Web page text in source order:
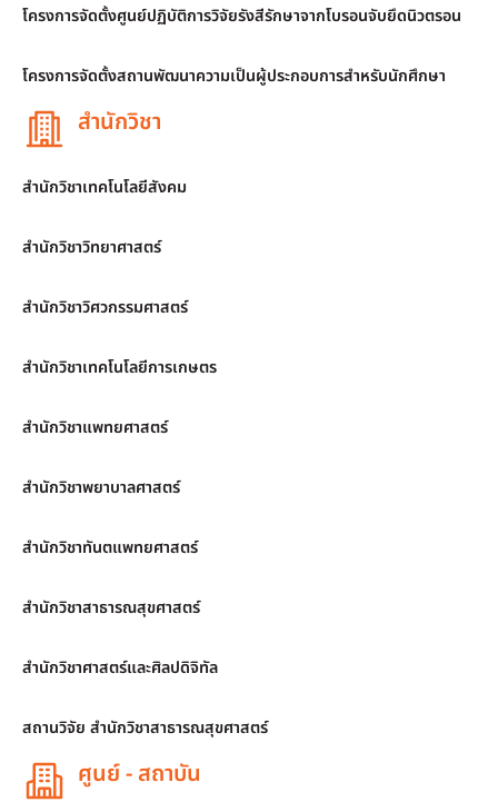
โครงการจัดตั้งศูนย์ปฏิบัติการวิจัยรังสีรักษาจากโบรอนจับยึดนิวตรอน
โครงการจัดตั้งสถานพัฒนาความเป็นผู้ประกอบการสำหรับนักศึกษา
สำนักวิชา
สำนักวิชาเทคโนโลยีสังคม
สำนักวิชาวิทยาศาสตร์
สำนักวิชาวิศวกรรมศาสตร์
สำนักวิชาเทคโนโลยีการเกษตร
สำนักวิชาแพทยศาสตร์
สำนักวิชาพยาบาลศาสตร์
สำนักวิชาทันตแพทยศาสตร์
สำนักวิชาสาธารณสุขศาสตร์
สำนักวิชาศาสตร์และศิลปดิจิทัล
สถานวิจัย สำนักวิชาสาธารณสุขศาสตร์
ศูนย์ - สถาบัน